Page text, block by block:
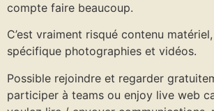
compte faire beaucoup.
C’est vraiment risqué contenu
spécifique photographies et vidéos.
Possible rejoindre et regarder
participer à teams ou enjoy live web